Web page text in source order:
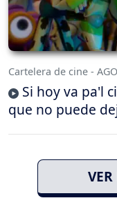
Cartelera de cine -
Si hoy va pa'l
que no puede